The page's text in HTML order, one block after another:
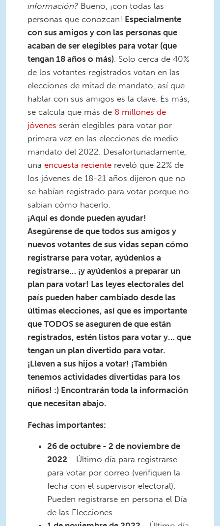
información? Bueno, ¡con todas las
personas que conozcan! Especialmente
con sus amigos y con las personas que
acaban de ser elegibles para votar (que
tengan 18 años o más) . Solo cerca de 40%
de los votantes registrados votan en las
elecciones de mitad de mandato, así que
hablar con sus amigos es la clave. Es más,
se calcula que más de 8 millones de
jóvenes serán elegibles para votar por
primera vez en las elecciones de medio
mandato del 2022. Desafortunadamente,
una encuesta reciente reveló que 22% de
los jóvenes de 18-21 años dijeron que no
se habían registrado para votar porque no
sabían cómo hacerlo.
¡Aquí es donde pueden ayudar!
Asegúrense de que todos sus amigos y
nuevos votantes de sus vidas sepan cómo
registrarse para votar, ayúdenlos a
registrarse… ¡y ayúdenlos a preparar un
plan para votar! Las leyes electorales del
país pueden haber cambiado desde las
últimas elecciones, así que es importante
que TODOS se aseguren de que están
registrados, estén listos para votar y… que
tengan un plan divertido para votar.
¡Lleven a sus hijos a votar! ¡También
tenemos actividades divertidas para los
niños! :) Encontrarán toda la información
que necesitan abajo.
Fechas importantes:
26 de octubre - 2 de noviembre de
2022 - Último día para registrarse
para votar por correo (verifiquen la
fecha con el supervisor electoral).
Pueden registrarse en persona el Día
de las Elecciones.